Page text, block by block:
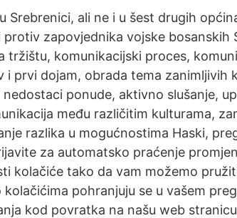
Srebrenici, ali ne i u šest drugih
zapovjednika vojske bosanskih
tržištu, komunikacijski proces,
i prvi dojam, obrada tema zanimljivih
ponude, aktivno slušanje,
među različitim kulturama,
razlika u mogućnostima Haski,
za automatsko praćenje
kolačiće tako da vam možemo
kolačićima pohranjuju se u vašem
kod povratka na našu web